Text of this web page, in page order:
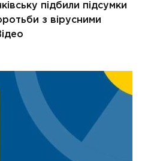
підбили підсумки
з вірусними